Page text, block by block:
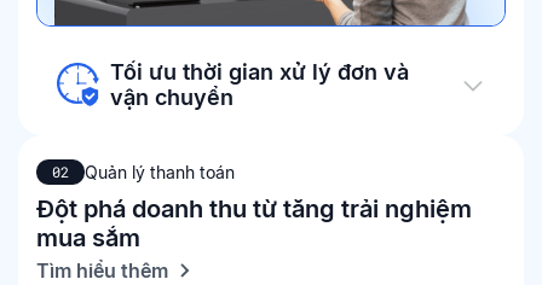
Tối ưu thời gian xử lý đơn và
vận chuyển
02 Quản lý thanh toán
Đột phá doanh thu từ tăng trải nghiệm
mua sắm
Tìm hiểu thêm